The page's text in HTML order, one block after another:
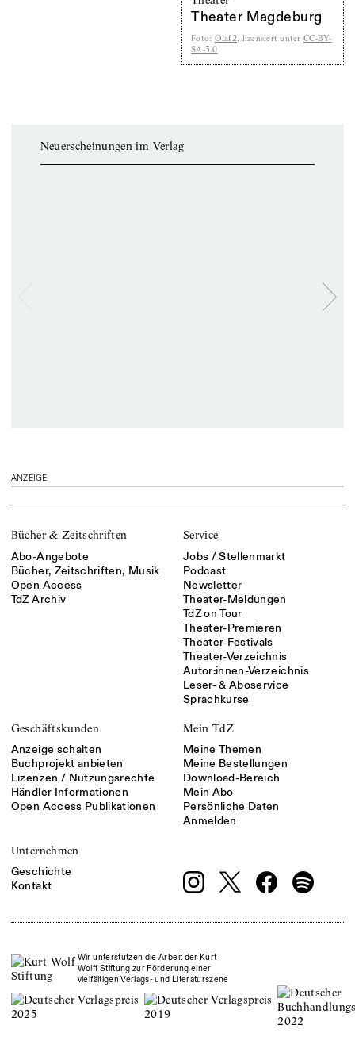
Theater Magdeburg
Foto: Olaf2, lizensiert unter CC-BY-
SA-3.0
Neuerscheinungen im Verlag
ANZEIGE
Bücher & Zeitschriften
Abo-Angebote
Bücher, Zeitschriften, Musik
Open Access
TdZ Archiv
Service
Jobs / Stellenmarkt
Podcast
Newsletter
Theater-Meldungen
TdZ on Tour
Theater-Premieren
Theater-Festivals
Theater-Verzeichnis
Autor:innen-Verzeichnis
Leser- & Aboservice
Sprachkurse
Geschäftskunden
Anzeige schalten
Buchprojekt anbieten
Lizenzen / Nutzungsrechte
Händler Informationen
Open Access Publikationen
Mein TdZ
Meine Themen
Meine Bestellungen
Download-Bereich
Mein Abo
Persönliche Daten
Anmelden
Unternehmen
Geschichte
Kontakt
Wir unterstützen die Arbeit der Kurt
Wolff Stiftung zur Förderung einer
vielfältigen Verlags- und Literaturszene